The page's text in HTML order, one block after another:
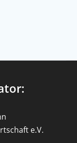
e.V.